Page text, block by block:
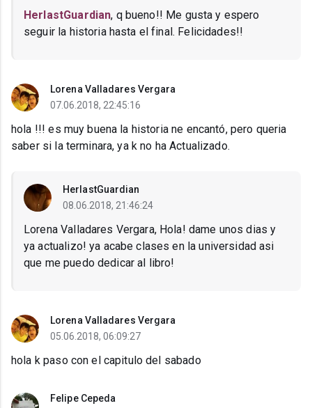
HerlastGuardian, q bueno!! Me gusta y espero
seguir la historia hasta el final. Felicidades!!
Lorena Valladares Vergara
07.06.2018, 22:45:16
hola !!! es muy buena la historia ne encantó, pero queria
saber si la terminara, ya k no ha Actualizado.
HerlastGuardian
08.06.2018, 21:46:24
Lorena Valladares Vergara, Hola! dame unos dias y
ya actualizo! ya acabe clases en la universidad asi
que me puedo dedicar al libro!
Lorena Valladares Vergara
05.06.2018, 06:09:27
hola k paso con el capitulo del sabado
Felipe Cepeda